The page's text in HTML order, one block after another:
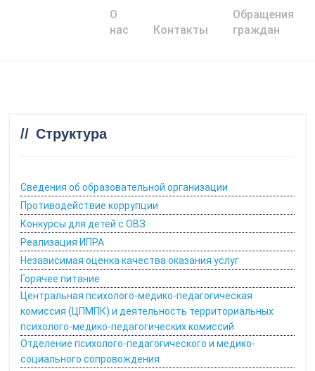
О
нас
Контакты
Обращения
граждан
Структура
Сведения об образовательной организации
Противодействие коррупции
Конкурсы для детей с ОВЗ
Реализация ИПРА
Независимая оценка качества оказания услуг
Горячее питание
Центральная психолого-медико-педагогическая
комиссия (ЦПМПК) и деятельность территориальных
психолого-медико-педагогических комиссий
Отделение психолого-педагогического и медико-
социального сопровождения